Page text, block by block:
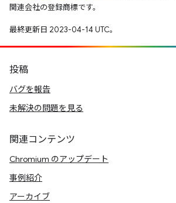
関連会社の登録商標です。
最終更新日 2023-04-14 UTC。
投稿
バグを報告
未解決の問題を見る
関連コンテンツ
Chromium のアップデート
事例紹介
アーカイブ